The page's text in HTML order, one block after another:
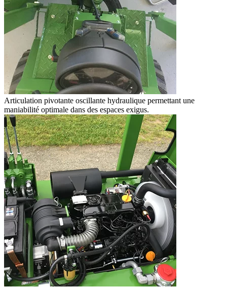
Articulation pivotante oscillante hydraulique permettant une
maniabilité optimale dans des espaces exigus.